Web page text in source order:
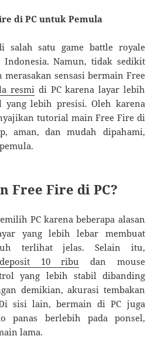
di PC untuk Pemula
salah satu game battle royale
Namun, tidak sedikit
sensasi bermain Free
resmi di PC karena layar lebih
yang lebih presisi. Oleh karena
tutorial main Free Fire di
aman, dan mudah dipahami,
Free Fire di PC?
PC karena beberapa alasan
yang lebih lebar membuat
terlihat jelas. Selain itu,
10 ribu
dan mouse
yang lebih stabil dibanding
demikian, akurasi tembakan
sisi lain, bermain di PC juga
panas berlebih pada ponsel,
lama.